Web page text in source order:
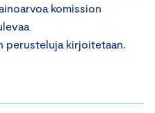
komission
perusteluja kirjoitetaan.